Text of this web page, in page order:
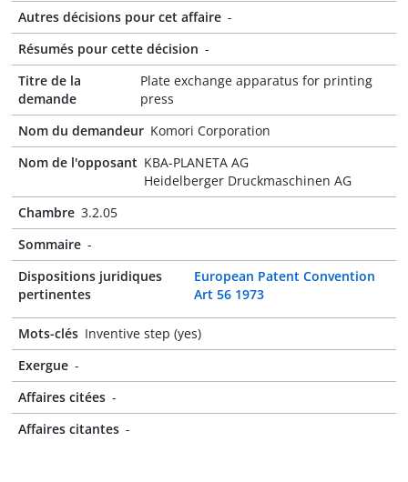
Autres décisions pour cet affaire -
Résumés pour cette décision -
Titre de la
demande
Plate exchange apparatus for printing
press
Nom du demandeur Komori Corporation
Nom de l'opposant KBA-PLANETA AG
Heidelberger Druckmaschinen AG
Chambre 3.2.05
Sommaire -
Dispositions juridiques
pertinentes
European Patent Convention
Art 56 1973
Mots-clés Inventive step (yes)
Exergue -
Affaires citées -
Affaires citantes -